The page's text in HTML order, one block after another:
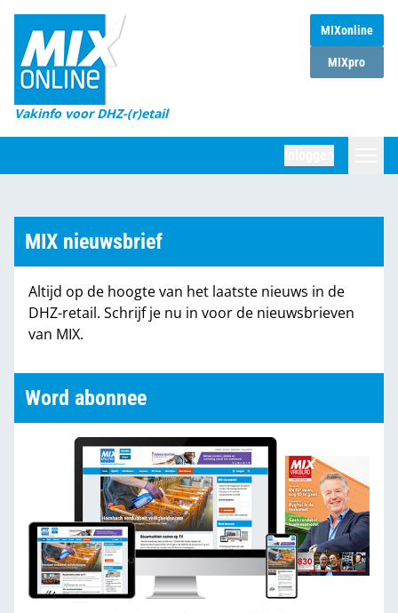
MIXonline
MIXpro
Vakinfo voor DHZ-(r)etail
Home
Magazines
DHZ Sessie
Marktcijfers
Partners
MIX nieuwsbrief
Altijd op de hoogte van het laatste nieuws in de
DHZ-retail. Schrijf je nu in voor de nieuwsbrieven
van MIX.
Word abonnee